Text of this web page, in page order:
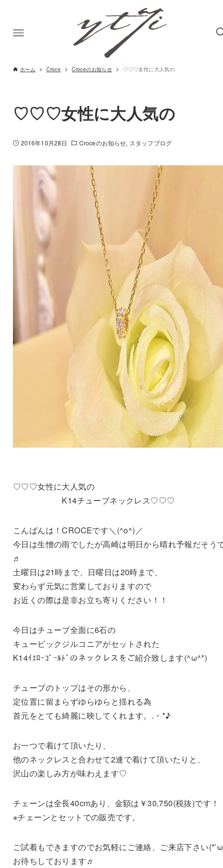
ホーム Croce Croceのお知らせ ♡♡♡女性に大人気の
♡♡♡女性に大人気の
2016年10月28日 Croceのお知らせ スタッフブログ
♡♡♡女性に大人気の
K14チューブネックレス♡♡♡
こんばんは！CROCEです＼(^o^)／
今日は生憎の雨でしたが高崎は明日から晴れ予報だそう
♬
土曜日は21時まで、日曜日は20時まで、
変わらず元気に営業しておりますので
お近くの際は是非お立ち寄りください！！
今日はチューブ全面に6石の
キュービックジルコニアがセットされた
K14ｲｴﾛｰｺﾞｰﾙﾄﾞのネックレスをご紹介致します(^ω^*)
チューブのトップはその形から、
定位置に留まらずゆらゆらと揺れる為
首元をとても綺麗に映してくれます。.・*♪
お一つで着けて頂いたり、
他のネックレスと合わせて2連で着けて頂いたりと、
沢山の楽しみ方が味わえます♡
チェーンは全長40cmあり、金額は￥30,750(税抜)です！
※チェーンとセットでの販売です。
ご試着もできますのでお気軽にご連絡、ご来店下さい
お待ちしております♬